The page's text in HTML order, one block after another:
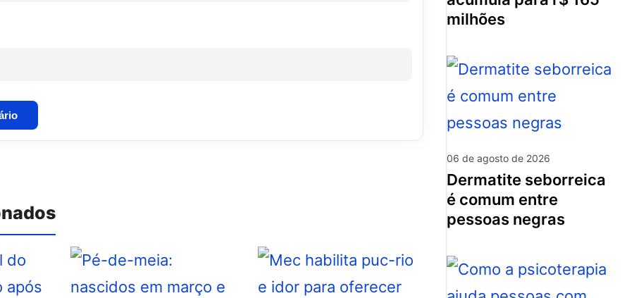
milhões
06 de agosto de 2026
dermatite seborreica
é comum entre
pessoas negras